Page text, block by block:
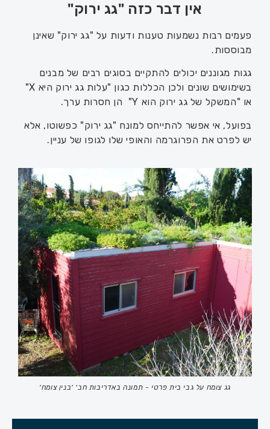
אין דבר כזה "גג ירוק"
פעמים רבות נשמעות טענות ודעות על "גג ירוק" שאינן
מבוססות.
גגות מגוננים יכולים להתקיים בסוגים רבים של מבנים
בשימושים שונים ולכן הכללות כגון "עלות גג ירוק היא X"
או "המשקל של גג ירוק הוא Y" הן חסרות ערך.
בפועל, אי אפשר להתייחס למונח "גג ירוק" כפשוטו, אלא
יש לפרט את הפרוגרמה והאופי שלו לגופו של עניין.
גג צומח על גבי בית פרטי - תמונה באדריבות חב' 'בנין צומח'